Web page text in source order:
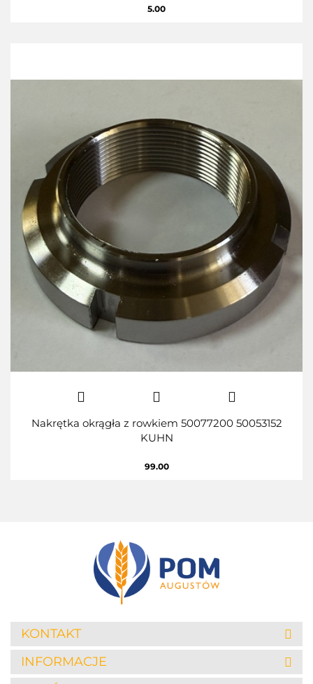
5.00
Nakrętka okrągła z rowkiem 50077200 50053152
KUHN
99.00
KONTAKT
INFORMACJE